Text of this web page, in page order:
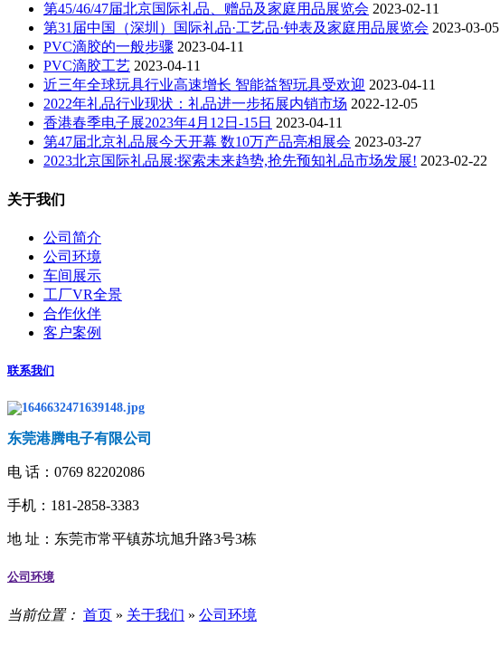
第45/46/47届北京国际礼品、赠品及家庭用品展览会 2023-02-11
第31届中国（深圳）国际礼品·工艺品·钟表及家庭用品展览会 2023-03-05
PVC滴胶的一般步骤 2023-04-11
PVC滴胶工艺 2023-04-11
近三年全球玩具行业高速增长 智能益智玩具受欢迎 2023-04-11
2022年礼品行业现状：礼品进一步拓展内销市场 2022-12-05
香港春季电子展2023年4月12日-15日 2023-04-11
第47届北京礼品展今天开幕 数10万产品亮相展会 2023-03-27
2023北京国际礼品展:探索未来趋势,抢先预知礼品市场发展! 2023-02-22
关于我们
公司简介
公司环境
车间展示
工厂VR全景
合作伙伴
客户案例
联系我们
东莞港腾电子有限公司
电 话： 0769 82202086
手机：181-2858-3383
地 址： 东莞市常平镇苏坑旭升路3号3栋
公司环境
当前位置： 首页 » 关于我们 » 公司环境